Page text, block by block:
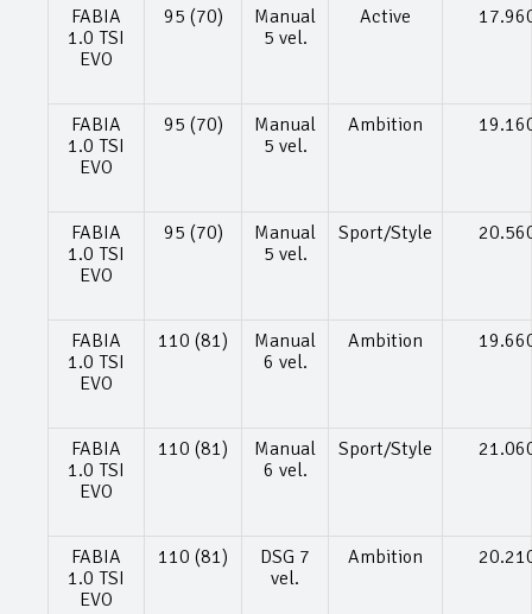
FABIA
1.0 TSI
EVO
95 (70)
Manual
5 vel.
Active
FABIA
1.0 TSI
EVO
95 (70)
Manual
5 vel.
Ambition
FABIA
1.0 TSI
EVO
95 (70)
Manual
5 vel.
Sport/Style
FABIA
1.0 TSI
EVO
110 (81)
Manual
6 vel.
Ambition
FABIA
1.0 TSI
EVO
110 (81)
Manual
6 vel.
Sport/Style
FABIA
1.0 TSI
EVO
110 (81)
DSG 7
vel.
Ambition